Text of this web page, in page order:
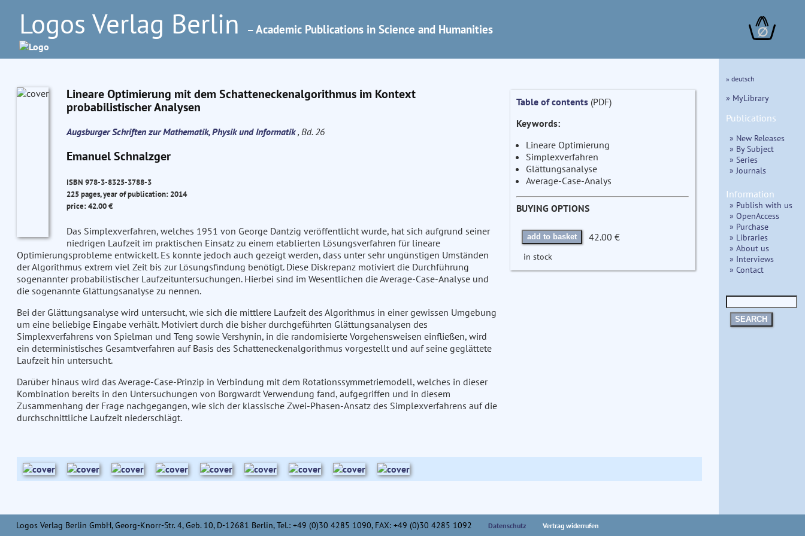
Logos Verlag Berlin – Academic Publications in Science and Humanities ∅
Lineare Optimierung mit dem Schatteneckenalgorithmus im Kontext
probabilistischer Analysen
Augsburger Schriften zur Mathematik, Physik und Informatik, Bd. 26
Emanuel Schnalzger
ISBN 978-3-8325-3788-3
225 pages, year of publication: 2014
price: 42.00 €
Das Simplexverfahren, welches 1951 von George Dantzig veröffentlicht wurde, hat sich aufgrund seiner
niedrigen Laufzeit im praktischen Einsatz zu einem etablierten Lösungsverfahren für lineare
Optimierungsprobleme entwickelt. Es konnte jedoch auch gezeigt werden, dass unter sehr ungünstigen Umständen
der Algorithmus extrem viel Zeit bis zur Lösungsfindung benötigt. Diese Diskrepanz motiviert die Durchführung
sogenannter probabilistischer Laufzeituntersuchungen. Hierbei sind im Wesentlichen die Average-Case-Analyse und
die sogenannte Glättungsanalyse zu nennen.
Bei der Glättungsanalyse wird untersucht, wie sich die mittlere Laufzeit des Algorithmus in einer gewissen Umgebung
um eine beliebige Eingabe verhält. Motiviert durch die bisher durchgeführten Glättungsanalysen des
Simplexverfahrens von Spielman und Teng sowie Vershynin, in die randomisierte Vorgehensweisen einfließen, wird
ein deterministisches Gesamtverfahren auf Basis des Schatteneckenalgorithmus vorgestellt und auf seine geglättete
Laufzeit hin untersucht.
Darüber hinaus wird das Average-Case-Prinzip in Verbindung mit dem Rotationssymmetriemodell, welches in dieser
Kombination bereits in den Untersuchungen von Borgwardt Verwendung fand, aufgegriffen und in diesem
Zusammenhang der Frage nachgegangen, wie sich der klassische Zwei-Phasen-Ansatz des Simplexverfahrens auf die
durchschnittliche Laufzeit niederschlägt.
Table of contents(PDF)
Keywords:
Lineare Optimierung
Simplexverfahren
Glättungsanalyse
Average-Case-Analys
BUYING OPTIONS
add to basket 42.00 €
in stock
» deutsch
» MyLibrary
Publications
» New Releases
» By Subject
» Series
» Journals
Information
» Publish with us
» OpenAccess
» Purchase
» Libraries
» About us
» Interviews
» Contact
SEARCH
Logos Verlag Berlin GmbH, Georg-Knorr-Str. 4, Geb. 10, D-12681 Berlin, Tel.: +49 (0)30 4285 1090, FAX: +49 (0)30 4285 1092 Datenschutz Vertrag widerrufen